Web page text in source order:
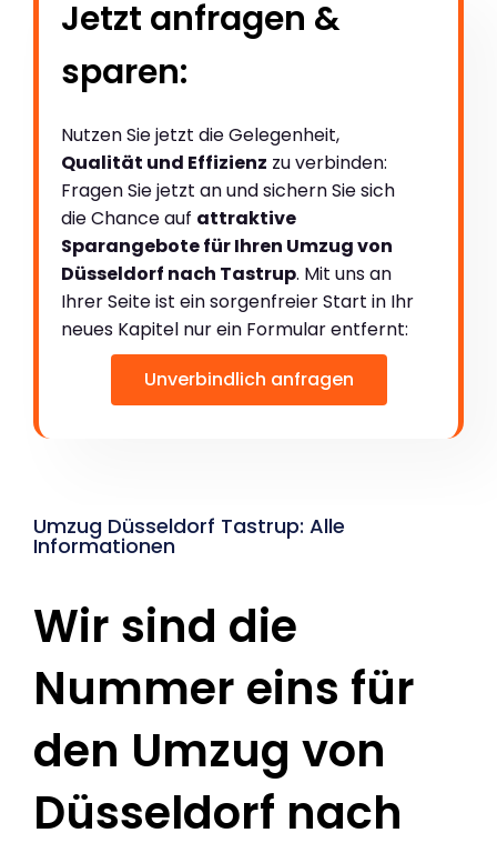
Jetzt anfragen &
sparen:
Nutzen Sie jetzt die Gelegenheit,
Qualität und Effizienz zu verbinden:
Fragen Sie jetzt an und sichern Sie sich
die Chance auf attraktive
Sparangebote für Ihren Umzug von
Düsseldorf nach Tastrup. Mit uns an
Ihrer Seite ist ein sorgenfreier Start in Ihr
neues Kapitel nur ein Formular entfernt:
Unverbindlich anfragen
Umzug Düsseldorf Tastrup: Alle
Informationen
Wir sind die
Nummer eins für
den Umzug von
Düsseldorf nach